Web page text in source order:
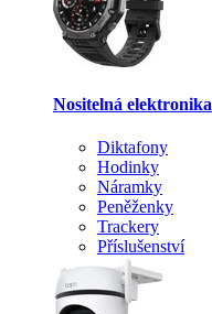
Nositelná elektronika
Diktafony
Hodinky
Náramky
Peněženky
Trackery
Příslušenství